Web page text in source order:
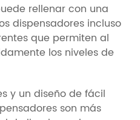
rellenar con una
dispensadores incluso
que permiten al
los niveles de
y un diseño de fácil
son más